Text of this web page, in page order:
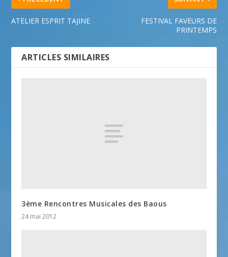
ATELIER ESPRIT TAJINE
FESTIVAL FAVEURS DE
PRINTEMPS
ARTICLES SIMILAIRES
3ème Rencontres Musicales des Baous
24 mai 2012